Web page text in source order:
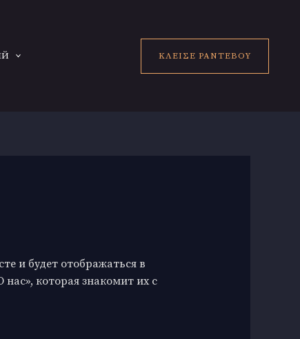
ΚΛΕΙΣΕ ΡΑΝΤΕΒΟΥ
и будет отображаться в
которая знакомит их с